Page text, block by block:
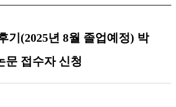
기(2025년 8월 졸업예정) 박
문 접수자 신청